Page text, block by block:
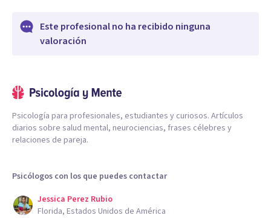
Este profesional no ha recibido ninguna
valoración
Psicología para profesionales, estudiantes y curiosos. Artículos
diarios sobre salud mental, neurociencias, frases célebres y
relaciones de pareja.
Psicólogos con los que puedes contactar
Jessica Perez Rubio
Florida, Estados Unidos de América